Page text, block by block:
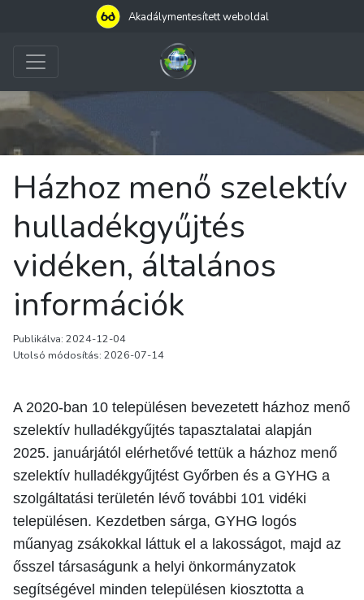
Akadálymentesített weboldal
Házhoz menő szelektív
hulladékgyűjtés
vidéken, általános
információk
Publikálva: 2024-12-04
Utolsó módosítás: 2026-07-14
A 2020-ban 10 településen bevezetett házhoz menő
szelektív hulladékgyűjtés tapasztalatai alapján
2025. januárjától elérhetővé tettük a házhoz menő
szelektív hulladékgyűjtést Győrben és a GYHG a
szolgáltatási területén lévő további 101 vidéki
településen. Kezdetben sárga, GYHG logós
műanyag zsákokkal láttuk el a lakosságot, majd az
ősszel társaságunk a helyi önkormányzatok
segítségével minden településen kiosztotta a